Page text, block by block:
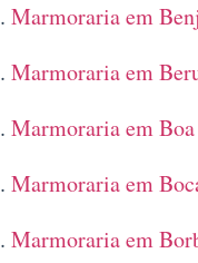
Marmoraria em
Marmoraria em
Marmoraria em
Marmoraria em
Marmoraria em